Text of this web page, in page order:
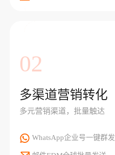
02
多渠道营销转化
多元营销渠道，批量触达
WhatsApp企业号一键群发